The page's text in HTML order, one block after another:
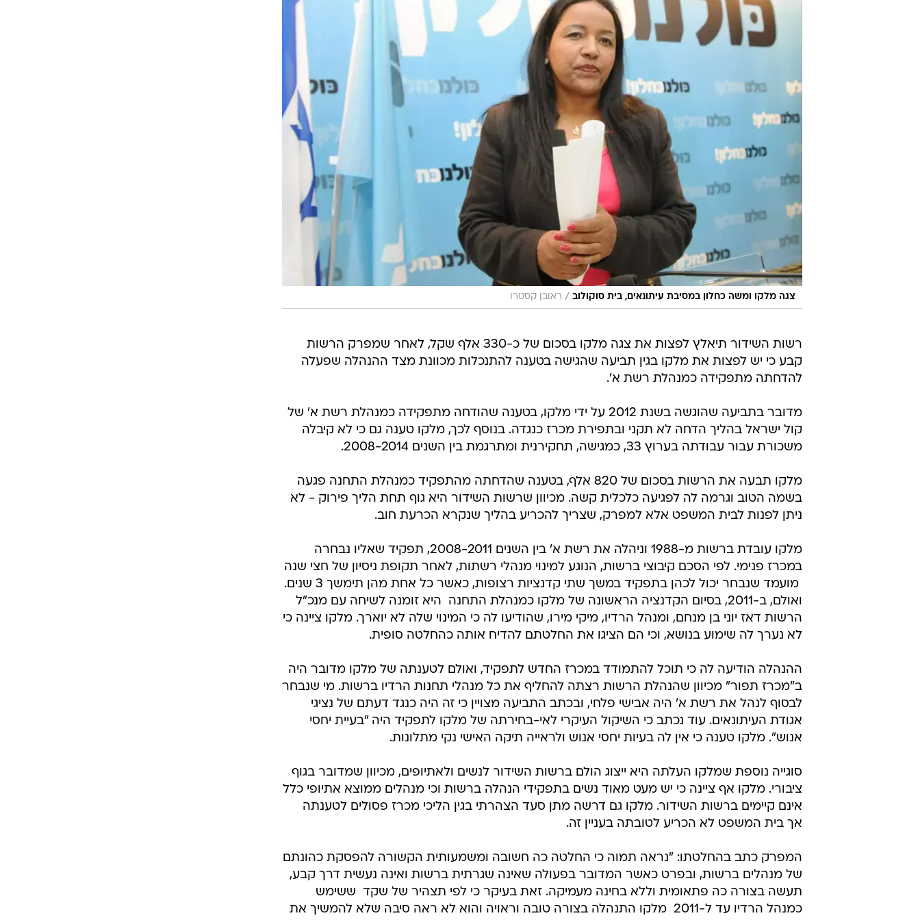
צגה מלקו ומשה כחלון במסיבת עיתונאים, בית סוקולוב / ראובן קסטרו
רשות השידור תיאלץ לפצות את צגה מלקו בסכום של כ-330 אלף שקל, לאחר שמפרק הרשות
קבע כי יש לפצות את מלקו בגין תביעה שהגישה בטענה להתנכלות מכוונת מצד ההנהלה שפעלה
להדחתה מתפקידה כמנהלת רשת א'.
מדובר בתביעה שהוגשה בשנת 2012 על ידי מלקו, בטענה שהודחה מתפקידה כמנהלת רשת א' של
קול ישראל בהליך הדחה לא תקני ובתפירת מכרז כנגדה. בנוסף לכך, מלקו טענה גם כי לא קיבלה
משכורת עבור עבודתה בערוץ 33, כמגישה, תחקירנית ומתרגמת בין השנים 2008-2014.
מלקו תבעה את הרשות בסכום של 820 אלף, בטענה שהדחתה מהתפקיד כמנהלת התחנה פגעה
בשמה הטוב וגרמה לה לפגיעה כלכלית קשה. מכיוון שרשות השידור היא גוף תחת הליך פירוק - לא
ניתן לפנות לבית המשפט אלא למפרק, שצריך להכריע בהליך שנקרא הכרעת חוב.
מלקו עובדת ברשות מ-1988 וניהלה את רשת א' בין השנים 2008-2011, תפקיד שאליו נבחרה
במכרז פנימי. לפי הסכם קיבוצי ברשות, הנוגע למינוי מנהלי רשתות, לאחר תקופת ניסיון של חצי שנה
 מועמד שנבחר יכול לכהן בתפקיד במשך שתי קדנציות רצופות, כאשר כל אחת מהן תימשך 3 שנים.
ואולם, ב-2011, בסיום הקדנציה הראשונה של מלקו כמנהלת התחנה  היא זומנה לשיחה עם מנכ"ל
הרשות דאז יוני בן מנחם, ומנהל הרדיו, מיקי מירו, שהודיעו לה כי המינוי שלה לא יוארך. מלקו ציינה כי
לא נערך לה שימוע בנושא, וכי הם הציגו את החלטתם להדיח אותה כהחלטה סופית.
ההנהלה הודיעה לה כי תוכל להתמודד במכרז החדש לתפקיד, ואולם לטענתה של מלקו מדובר היה
ב"מכרז תפור" מכיוון שהנהלת הרשות רצתה להחליף את כל מנהלי תחנות הרדיו ברשות. מי שנבחר
לבסוף לנהל את רשת א' היה אבישי פלחי, ובכתב התביעה מצויין כי זה היה כנגד דעתם של נציגי
אגודת העיתונאים. עוד נכתב כי השיקול העיקרי לאי-בחירתה של מלקו לתפקיד היה "בעיית יחסי
אנוש". מלקו טענה כי אין לה בעיות יחסי אנוש ולראייה תיקה האישי נקי מתלונות.
סוגייה נוספת שמלקו העלתה היא ייצוג הולם ברשות השידור לנשים ולאתיופים, מכיוון שמדובר בגוף
ציבורי. מלקו אף ציינה כי יש מעט מאוד נשים בתפקידי הנהלה ברשות וכי מנהלים ממוצא אתיופי כלל
אינם קיימים ברשות השידור. מלקו גם דרשה מתן סעד הצהרתי בגין הליכי מכרז פסולים לטענתה 
אך בית המשפט לא הכריע לטובתה בעניין זה.
המפרק כתב בהחלטתו: "נראה תמוה כי החלטה כה חשובה ומשמעותית הקשורה להפסקת כהונתם
של מנהלים ברשות, ובפרט כאשר המדובר בפעולה שאינה שגרתית ברשות ואינה נעשית דרך קבע,
תעשה בצורה כה פתאומית וללא בחינה מעמיקה. זאת בעיקר כי לפי תצהיר של שקד  ששימש
כמנהל הרדיו עד ל-2011  מלקו התנהלה בצורה טובה וראויה והוא לא ראה סיבה שלא להמשיך את